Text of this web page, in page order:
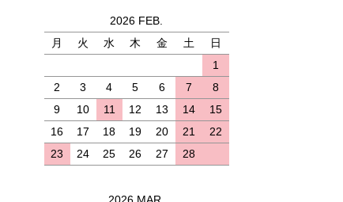
2026 FEB.
月
火 水 木 金 土
日
1
2
3 4 5 6 7
8
9
10 11 12 13 14
15
16
17 18 19 20 21
22
23
24 25 26 27 28